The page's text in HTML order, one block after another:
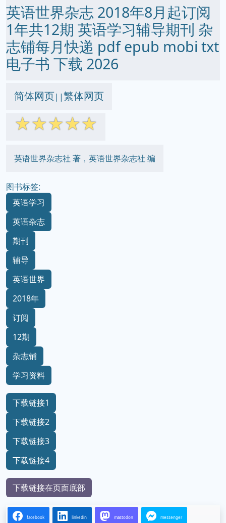
英语世界杂志 2018年8月起订阅
1年共12期 英语学习辅导期刊 杂
志铺每月快递 pdf epub mobi txt
电子书 下载 2026
简体网页||繁体网页
☆☆☆☆☆
英语世界杂志社 著，英语世界杂志社 编
图书标签:
英语学习
英语杂志
期刊
辅导
英语世界
2018年
订阅
12期
杂志铺
学习资料
下载链接1
下载链接2
下载链接3
下载链接4
下载链接在页面底部
facebook linkedin mastodon messenger